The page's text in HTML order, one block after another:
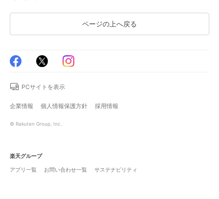
ページの上へ戻る
PCサイトを表示
企業情報 個人情報保護方針 採用情報
© Rakuten Group, Inc.
楽天グループ
アプリ一覧
お問い合わせ一覧 サステナビリティ